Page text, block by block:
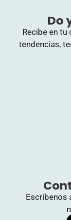
Do
Recibe en
tendencias,
Escríbenos